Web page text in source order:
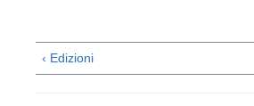
‹ Edizioni